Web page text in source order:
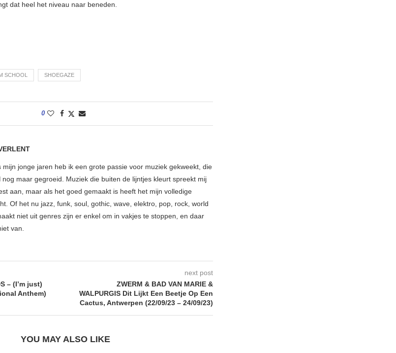
dat heel het niveau naar beneden.
SCHOOL SHOEGAZE
0
mijn jonge jaren heb ik een grote passie voor muziek gekweekt, die
nog maar gegroeid. Muziek die buiten de lijntjes kleurt spreekt mij
aan, maar als het goed gemaakt is heeft het mijn volledige
Of het nu jazz, funk, soul, gothic, wave, elektro, pop, rock, world
niet uit genres zijn er enkel om in vakjes te stoppen, en daar
van.
– (I’m just)
Anthem)
next post
ZWERM & BAD VAN MARIE &
WALPURGIS Dit Lijkt Een Beetje Op Een
Cactus, Antwerpen (22/09/23 – 24/09/23)
YOU MAY ALSO LIKE